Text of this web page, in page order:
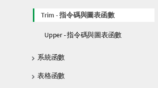
Trim - 指令碼與圖表函數
Upper - 指令碼與圖表函數
系統函數
表格函數